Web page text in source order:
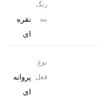
رنگ
بند
نقره
ای
نوع
قفل
پروانه
ای